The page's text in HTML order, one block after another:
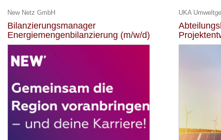
New Netz GmbH
Bilanzierungsmanager
Energiemengenbilanzierung (m/w/d)